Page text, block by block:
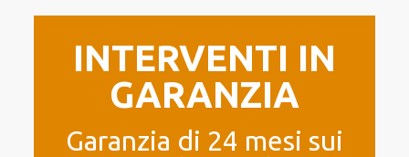
INTERVENTI IN
GARANZIA
Garanzia di 24 mesi sui